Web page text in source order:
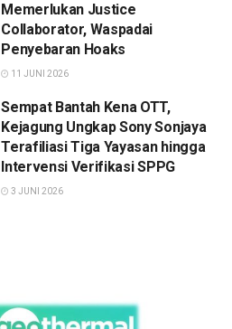
Memerlukan Justice
Collaborator, Waspadai
Penyebaran Hoaks
11 JUNI 2026
Sempat Bantah Kena OTT,
Kejagung Ungkap Sony Sonjaya
Terafiliasi Tiga Yayasan hingga
Intervensi Verifikasi SPPG
3 JUNI 2026